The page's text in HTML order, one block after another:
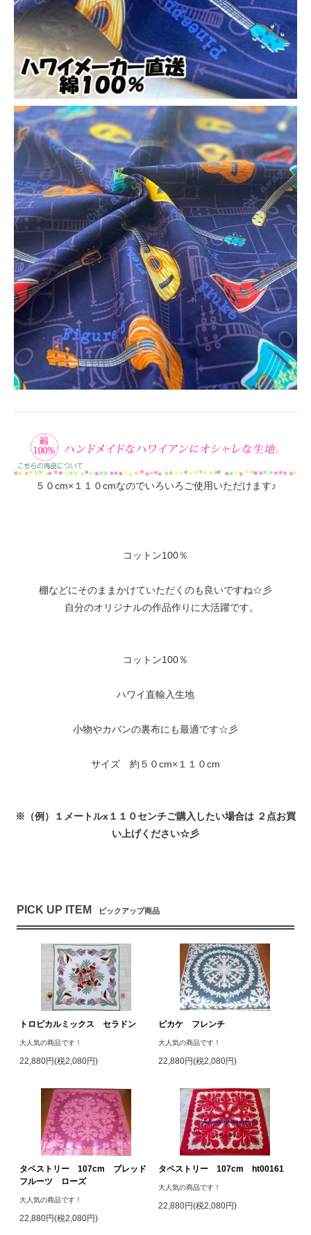
５０cm×１１０cmなのでいろいろご使用いただけます♪
コットン100％
棚などにそのままかけていただくのも良いですね☆彡
自分のオリジナルの作品作りに大活躍です。
コットン100％
ハワイ直輸入生地
小物やカバンの裏布にも最適です☆彡
サイズ 約５０cm×１１０cm
※（例）１メートルx１１０センチご購入したい場合は ２点お買
い上げください☆彡
PICK UP ITEM ピックアップ商品
トロピカルミックス セラドン
大人気の商品です！
22,880円(税2,080円)
ピカケ フレンチ
大人気の商品です！
22,880円(税2,080円)
タペストリー 107cm ブレッド
フルーツ ローズ
大人気の商品です！
22,880円(税2,080円)
タペストリー 107cm ht00161
大人気の商品です！
22,880円(税2,080円)